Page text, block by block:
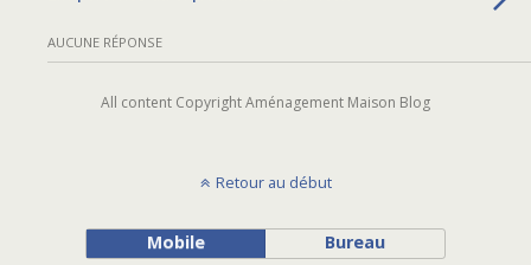
AUCUNE RÉPONSE
All content Copyright Aménagement Maison Blog
Retour au début
Mobile Bureau